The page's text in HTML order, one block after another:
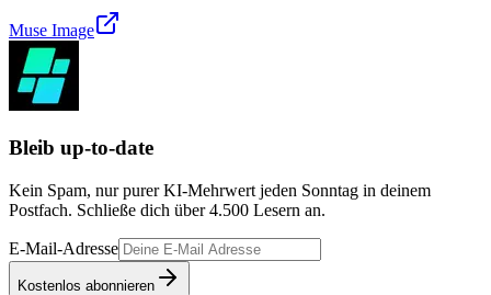
Muse Image
Bleib up-to-date
Kein Spam, nur purer KI-Mehrwert jeden Sonntag in deinem
Postfach. Schließe dich über4.500 Lesern an.
E-Mail-Adresse
Kostenlos abonnieren